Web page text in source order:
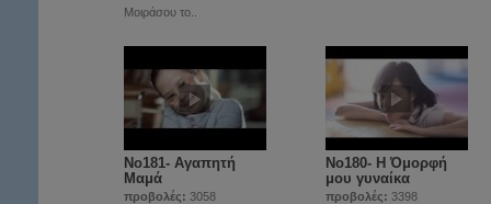
Μοιράσου το..
Νο181- Αγαπητή
Μαμά
προβολές: 3058
Νο180- Η Όμορφή
μου γυναίκα
προβολές: 3398